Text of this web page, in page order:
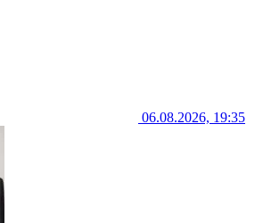
06.08.2026, 19:35